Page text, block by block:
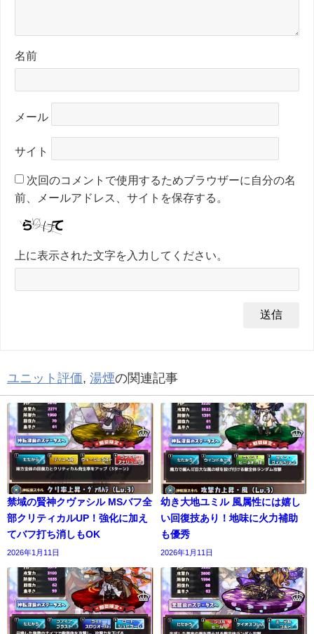
名前
メール
サイト
次回のコメントで使用するためブラウザーに自分の名
前、メールアドレス、サイトを保存する。
上に表示された文字を入力してください。
ユニット評価, 湯煙の関連記事
禁域の賢神クヴァシル MSバフ全
部クリティカルUP！強化に加え
てバフ打ち消しもOK
2026年1月11日
幼き大地ユミル 風属性には嬉し
い回復技あり！地味に火力補助
も優秀
2026年1月11日